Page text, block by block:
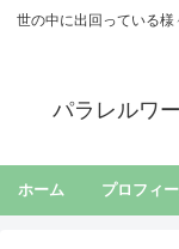
世の中に出回っている
パラレルワ
ホーム プロフィ